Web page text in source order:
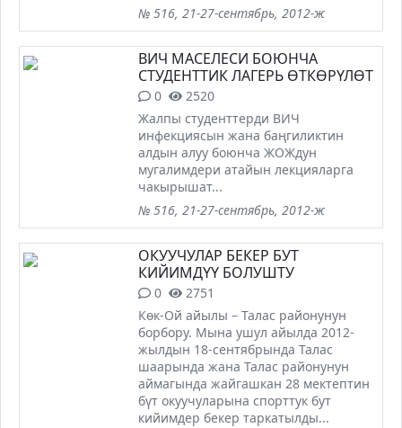
№ 516, 21-27-сентябрь, 2012-ж
ВИЧ МАСЕЛЕСИ БОЮНЧА
СТУДЕНТТИК ЛАГЕРЬ ӨТКӨРҮЛӨТ
0
2520
Жалпы студенттерди ВИЧ
инфекциясын жана баңгиликтин
алдын алуу боюнча ЖОЖдун
мугалимдери атайын лекцияларга
чакырышат...
№ 516, 21-27-сентябрь, 2012-ж
ОКУУЧУЛАР БЕКЕР БУТ
КИЙИМДҮҮ БОЛУШТУ
0
2751
Көк-Ой айылы – Талас районунун
борбору. Мына ушул айылда 2012-
жылдын 18-сентябрында Талас
шаарында жана Талас районунун
аймагында жайгашкан 28 мектептин
бүт окуучуларына спорттук бут
кийимдер бекер таркатылды...